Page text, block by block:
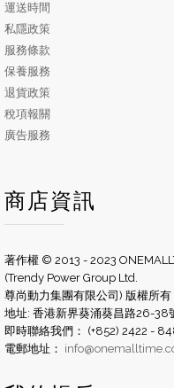
運送時間
私隱政策
服務條款
保養服務
退貨政策
稅項報關
廣告服務
商店資訊
著作權 © 2013 - 2023
(Trendy Power Group Ltd.
尊尚動力集團有限公司) 版權所有
地址: 香港新界葵涌葵昌路26-38
即時聯絡我們： (+852) 2422 -
電郵地址：